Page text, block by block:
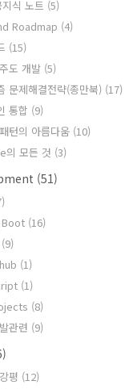
식 노트 (5)
Roadmap (4)
(15)
도 개발 (5)
문제해결전략(종만북) (17)
통합 (9)
턴의 아름다움 (10)
의 모든 것 (3)
(51)
(16)
(9)
(1)
(1)
(8)
관련 (9)
평 (12)